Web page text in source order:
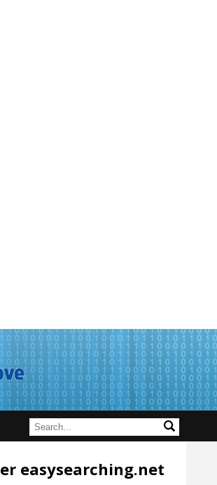
easysearching.net